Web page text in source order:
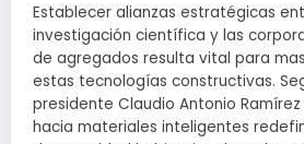
Establecer alianzas estratégicas
investigación científica y las
de agregados resulta vital para
estas tecnologías constructivas.
presidente Claudio Antonio
hacia materiales inteligentes